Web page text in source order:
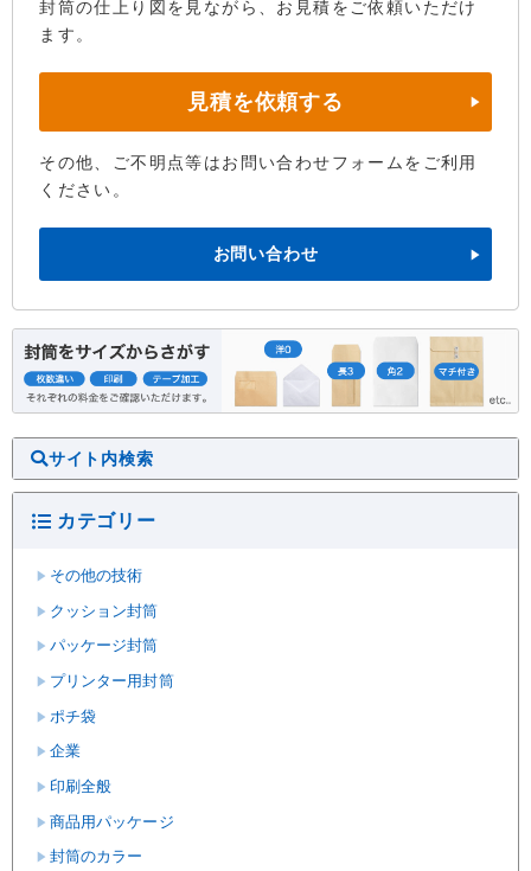
封筒の仕上り図を見ながら、お見積をご依頼いただけ
ます。
見積を依頼する
その他、ご不明点等はお問い合わせフォームをご利用
ください。
お問い合わせ
サイト内検索
カテゴリー
その他の技術
クッション封筒
パッケージ封筒
プリンター用封筒
ポチ袋
企業
印刷全般
商品用パッケージ
封筒のカラー